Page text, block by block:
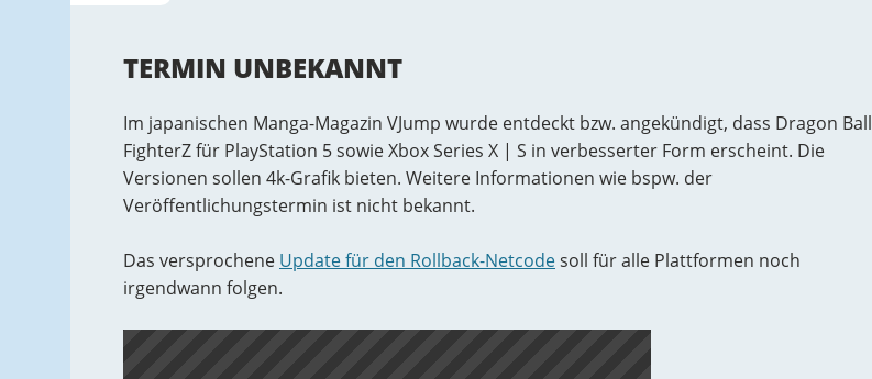
TERMIN UNBEKANNT
Im japanischen Manga-Magazin VJump wurde entdeckt bzw. angekündigt, dass Dragon Ball
FighterZ für PlayStation 5 sowie Xbox Series X | S in verbesserter Form erscheint. Die
Versionen sollen 4k-Grafik bieten. Weitere Informationen wie bspw. der
Veröffentlichungstermin ist nicht bekannt.
Das versprochene Update für den Rollback-Netcodesoll für alle Plattformen noch
irgendwann folgen.